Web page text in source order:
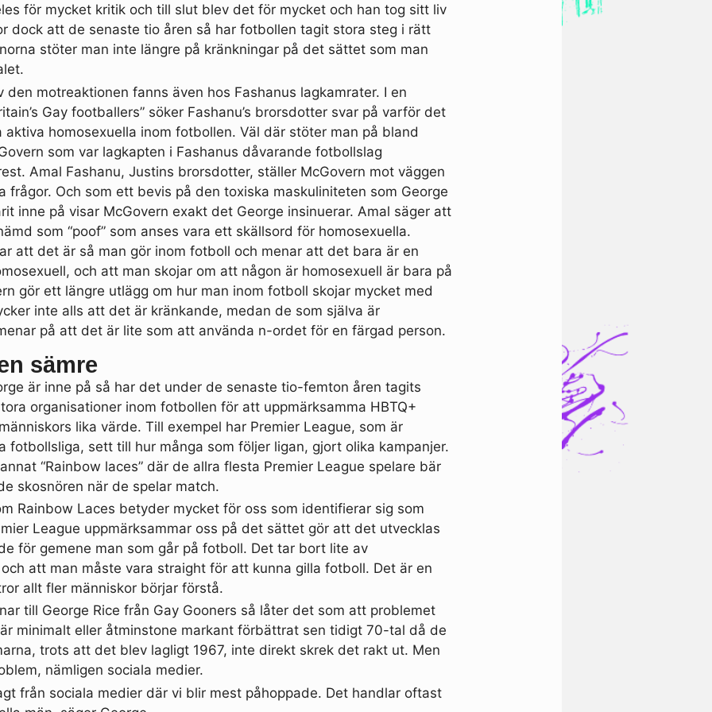
för mycket kritik och till slut blev det för mycket och han tog sitt liv
dock att de senaste tio åren så har fotbollen tagit stora steg i rätt
stöter man inte längre på kränkningar på det sättet som man
den motreaktionen fanns även hos Fashanus lagkamrater. I en
Gay footballers” söker Fashanu’s brorsdotter svar på varför det
aktiva homosexuella inom fotbollen. Väl där stöter man på bland
som var lagkapten i Fashanus dåvarande fotbollslag
Amal Fashanu, Justins brorsdotter, ställer McGovern mot väggen
frågor. Och som ett bevis på den toxiska maskuliniteten som George
inne på visar McGovern exakt det George insinuerar. Amal säger att
som “poof” som anses vara ett skällsord för homosexuella.
att det är så man gör inom fotboll och menar att det bara är en
och att man skojar om att någon är homosexuell är bara på
gör ett längre utlägg om hur man inom fotboll skojar mycket med
inte alls att det är kränkande, medan de som själva är
på att det är lite som att använda n-ordet för en färgad person.
sämre
är inne på så har det under de senaste tio-femton åren tagits
organisationer inom fotbollen för att uppmärksamma HBTQ+
lika värde. Till exempel har Premier League, som är
fotbollsliga, sett till hur många som följer ligan, gjort olika kampanjer.
“Rainbow laces” där de allra flesta Premier League spelare bär
skosnören när de spelar match.
Rainbow Laces betyder mycket för oss som identifierar sig som
League uppmärksammar oss på det sättet gör att det utvecklas
för gemene man som går på fotboll. Det tar bort lite av
att man måste vara straight för att kunna gilla fotboll. Det är en
allt fler människor börjar förstå.
till George Rice från Gay Gooners så låter det som att problemet
minimalt eller åtminstone markant förbättrat sen tidigt 70-tal då de
trots att det blev lagligt 1967, inte direkt skrek det rakt ut. Men
nämligen sociala medier.
från sociala medier där vi blir mest påhoppade. Det handlar oftast